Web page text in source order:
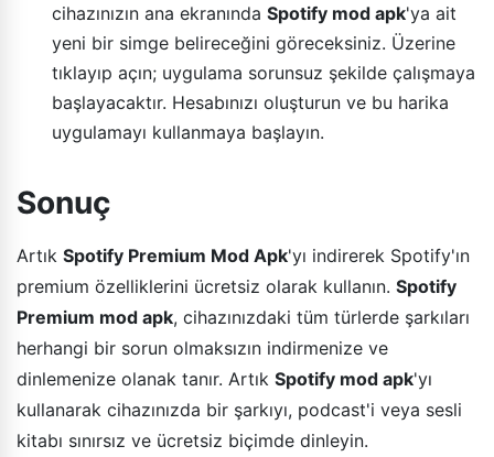
cihazınızın ana ekranında Spotify mod apk'ya ait
yeni bir simge belireceğini göreceksiniz. Üzerine
tıklayıp açın; uygulama sorunsuz şekilde çalışmaya
başlayacaktır. Hesabınızı oluşturun ve bu harika
uygulamayı kullanmaya başlayın.
Sonuç
Artık Spotify Premium Mod Apk'yı indirerek Spotify'ın
premium özelliklerini ücretsiz olarak kullanın. Spotify
Premium mod apk, cihazınızdaki tüm türlerde şarkıları
herhangi bir sorun olmaksızın indirmenize ve
dinlemenize olanak tanır. Artık Spotify mod apk'yı
kullanarak cihazınızda bir şarkıyı, podcast'i veya sesli
kitabı sınırsız ve ücretsiz biçimde dinleyin.